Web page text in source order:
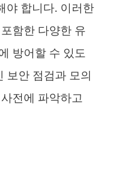
야 합니다. 이러한
함한 다양한 유
방어할 수 있도
보안 점검과 모의
전에 파악하고